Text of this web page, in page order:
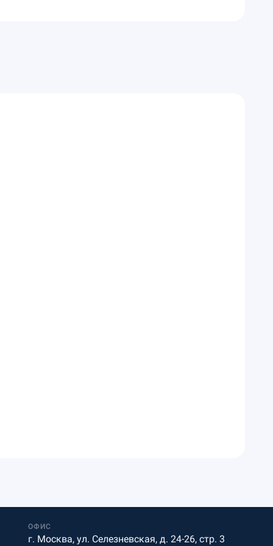
ОФИС
г. Москва, ул. Селезневская, д. 24-26, стр. 3